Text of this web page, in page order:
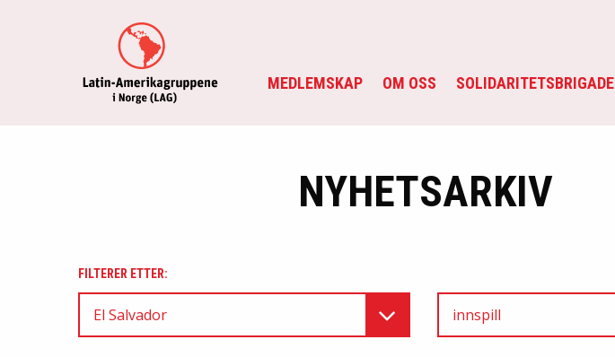
MEDLEMSKAP OM OSS SOLIDARITETSBRIGADE
NYHETSARKIV
FILTERER ETTER:
El Salvador innspill